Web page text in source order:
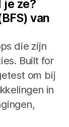
je ze?
van
die zijn
Built for
om bij
in